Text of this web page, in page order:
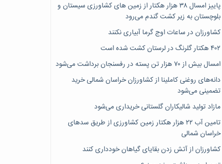
پاییز امسال ۳۸ هزار هکتار از زمین های کشاورزی سیستان و
بلوچستان به زیر کشت گندم می‌رود
کشاورزان در ساعات اوج گرما آبیاری نکنند
۴۰۲ هکتار گلرنگ در لرستان کشت شده است
امسال بیش از ۷۰ هزار تن پسته در رفسنجان برداشت می‌شود
دانه‌های روغنی کاملینا از کشاورزان خراسان شمالی خرید
تضمینی می‌شود
مازاد تولید شالیکاران گلستانی خریداری می‌شود
تامین آب ۲۲ هزار هکتار زمین کشاورزی از طریق سدهای
خراسان شمالی
کشاورزان از آتش زدن بقایای گیاهان خودداری کنند